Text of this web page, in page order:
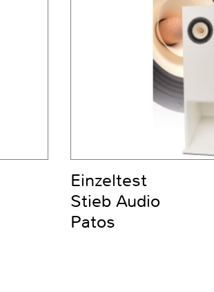
Einzeltest
Stieb Audio
Patos